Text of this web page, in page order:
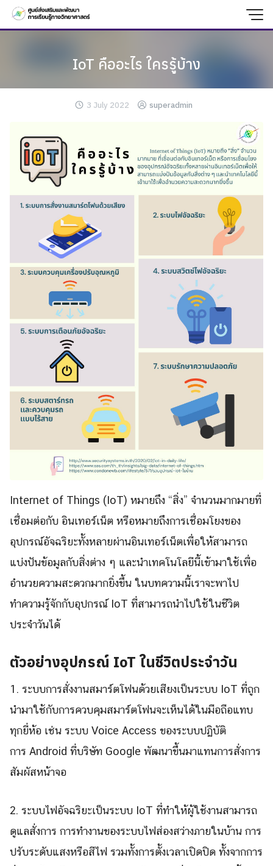
Skip
to
IoT คืออะไร ใครรู้บ้าง
3 July 2022 superadmin
Internet of Things (IoT) หมายถึง “สิ่ง” จำนวนมากมายที่
เชื่อมต่อกับ อินเทอร์เน็ต หรือหมายถึงการเชื่อมโยงของ
อุปกรณ์อัจฉริยะทั้งหลายผ่านอินเทอร์เน็ตเพื่อให้สามารถ
แบ่งปันข้อมูลกับสิ่งต่าง ๆ และนำเทคโนโลยีนี้เข้ามาใช้เพื่อ
อำนวยความสะดวกมากยิ่งขึ้น ในบทความนี้เราจะพาไป
ทำความรู้จักกับอุปกรณ์ IoT ที่สามารถนำไปใช้ในชีวิต
ประจำวันได้
ตัวอย่างอุปกรณ์ IoT ในชีวิตประจำวัน
1. ระบบการสั่งงานสมาร์ตโฟนด้วยเสียงเป็นระบบ IoT ที่ถูก
นำมาใช้กับการควบคุมสมาร์ตโฟนจะเห็นได้ในมือถือแทบ
ทุกยี่ห้อ เช่น ระบบ Voice Access ของระบบปฏิบัติ
การ Android ที่บริษัท Google พัฒนาขึ้นมาแทนการสั่งการ
สัมผัสหน้าจอ
2. ระบบไฟอัจฉริยะเป็นระบบ IoT ที่ทำให้ผู้ใช้งานสามารถ
ดูแลสั่งการ การทำงานของระบบไฟส่องสว่างภายในบ้าน การ
ปรับระดับแสงหรือสีไฟ รวมทั้งการตั้งเวลาเปิดปิด ทั้งจากการ